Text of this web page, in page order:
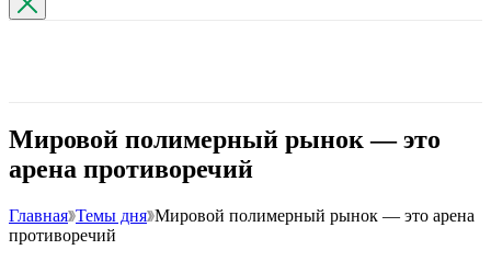
Мировой полимерный рынок — это
арена противоречий
Главная Темы дня Мировой полимерный рынок — это арена
противоречий